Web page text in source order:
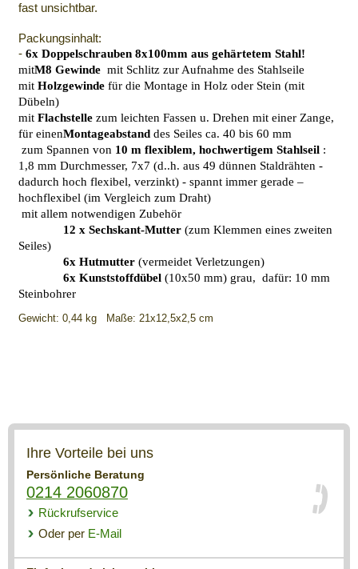
fast unsichtbar.
Packungsinhalt:
- 6x Doppelschrauben 8x100mm aus gehärtetem Stahl!
mitM8 Gewinde mit Schlitz zur Aufnahme des Stahlseile
mit Holzgewinde für die Montage in Holz oder Stein (mit
Dübeln)
mit Flachstelle zum leichten Fassen u. Drehen mit einer Zange,
für einenMontageabstand des Seiles ca. 40 bis 60 mm
zum Spannen von 10 m flexiblem, hochwertigem Stahlseil :
1,8 mm Durchmesser, 7x7 (d..h. aus 49 dünnen Staldrähten -
dadurch hoch flexibel, verzinkt) - spannt immer gerade –
hochflexibel (im Vergleich zum Draht)
mit allem notwendigen Zubehör
12 x Sechskant-Mutter (zum Klemmen eines zweiten
Seiles)
6x Hutmutter (vermeidet Verletzungen)
6x Kunststoffdübel (10x50 mm) grau, dafür: 10 mm
Steinbohrer
Gewicht: 0,44 kg Maße: 21x12,5x2,5 cm
Ihre Vorteile bei uns
Persönliche Beratung
0214 2060870
Rückrufservice
Oder per E-Mail